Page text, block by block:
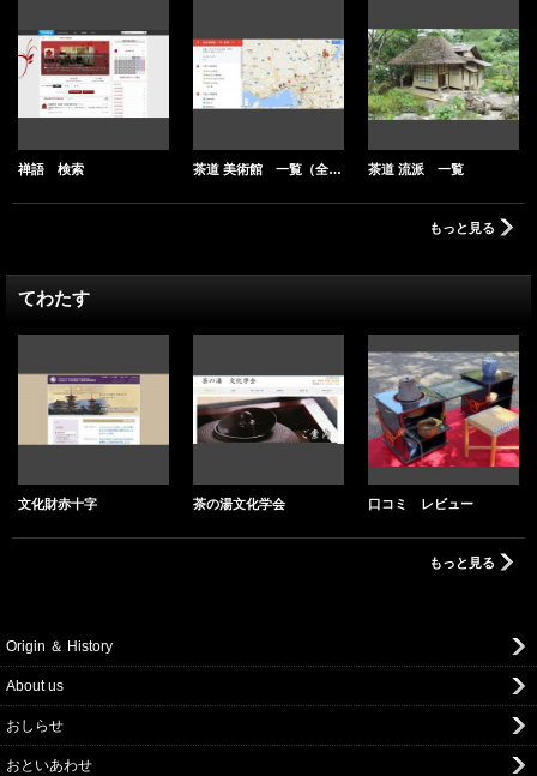
禅語 検索 茶道 美術館 一覧（全国） 茶道 流派 一覧
もっと見る
てわたす
文化財赤十字 茶の湯文化学会 口コミ レビュー
もっと見る
Origin ＆ History
About us
おしらせ
おといあわせ